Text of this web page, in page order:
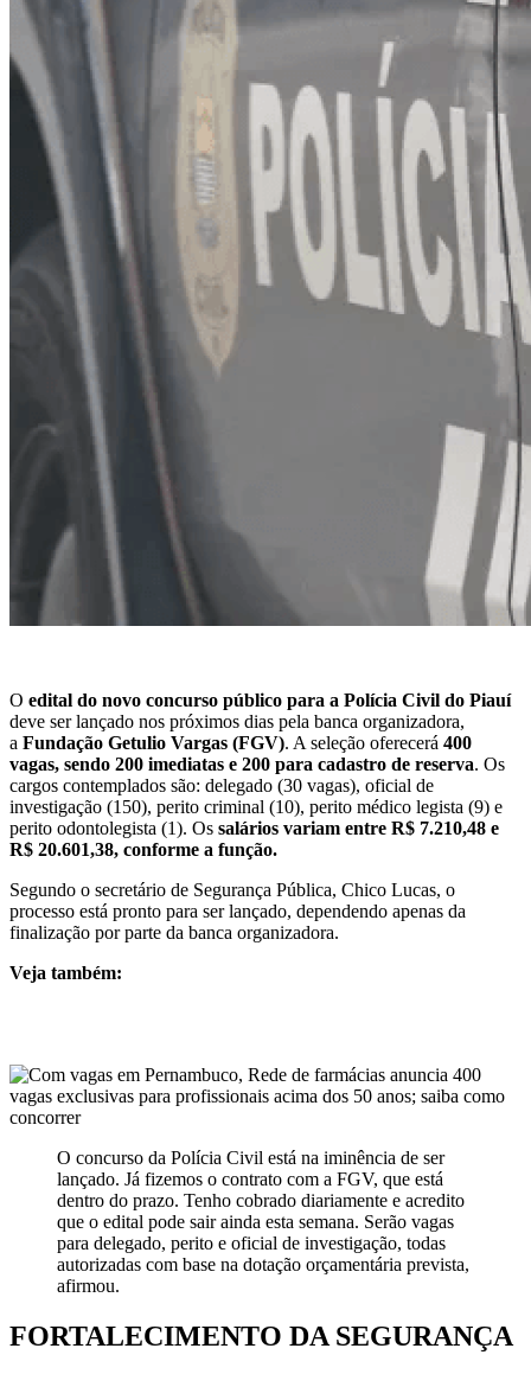
O edital do novo concurso público para a Polícia Civil do Piauí
deve ser lançado nos próximos dias pela banca organizadora,
a Fundação Getulio Vargas (FGV). A seleção oferecerá 400
vagas, sendo 200 imediatas e 200 para cadastro de reserva. Os
cargos contemplados são: delegado (30 vagas), oficial de
investigação (150), perito criminal (10), perito médico legista (9) e
perito odontolegista (1). Os salários variam entre R$ 7.210,48 e
R$ 20.601,38, conforme a função.
Segundo o secretário de Segurança Pública, Chico Lucas, o
processo está pronto para ser lançado, dependendo apenas da
finalização por parte da banca organizadora.
Veja também:
O concurso da Polícia Civil está na iminência de ser
lançado. Já fizemos o contrato com a FGV, que está
dentro do prazo. Tenho cobrado diariamente e acredito
que o edital pode sair ainda esta semana. Serão vagas
para delegado, perito e oficial de investigação, todas
autorizadas com base na dotação orçamentária prevista,
afirmou.
FORTALECIMENTO DA SEGURANÇA